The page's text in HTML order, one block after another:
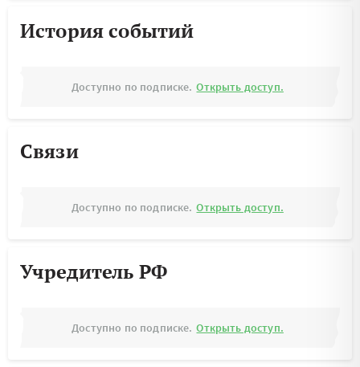
История событий
Доступно по подписке. Открыть доступ.
Связи
Доступно по подписке. Открыть доступ.
Учредитель РФ
Доступно по подписке. Открыть доступ.